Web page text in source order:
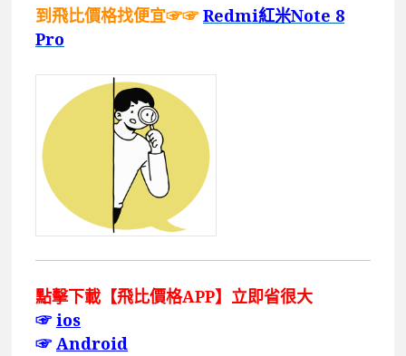
到飛比價格找便宜☞☞ Redmi紅米Note 8
Pro
點擊下載【飛比價格APP】立即省很大
☞ios
☞Android